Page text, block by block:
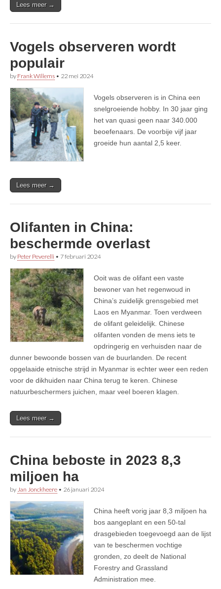
Lees meer →
Vogels observeren wordt
populair
by Frank Willems • 22 mei 2024
Vogels observeren is in China een
snelgroeiende hobby. In 30 jaar ging
het van quasi geen naar 340.000
beoefenaars. De voorbije vijf jaar
groeide hun aantal 2,5 keer.
Lees meer →
Olifanten in China:
beschermde overlast
by Peter Peverelli • 7 februari 2024
Ooit was de olifant een vaste
bewoner van het regenwoud in
China’s zuidelijk grensgebied met
Laos en Myanmar. Toen verdween
de olifant geleidelijk. Chinese
olifanten vonden de mens iets te
opdringerig en verhuisden naar de
dunner bewoonde bossen van de buurlanden. De recent
opgelaaide etnische strijd in Myanmar is echter weer een reden
voor de dikhuiden naar China terug te keren. Chinese
natuurbeschermers juichen, maar veel boeren klagen.
Lees meer →
China beboste in 2023 8,3
miljoen ha
by Jan Jonckheere • 26 januari 2024
China heeft vorig jaar 8,3 miljoen ha
bos aangeplant en een 50-tal
drasgebieden toegevoegd aan de lijst
van te beschermen vochtige
gronden, zo deelt de National
Forestry and Grassland
Administration mee.